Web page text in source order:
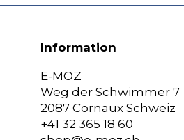
Information
E-MOZ
Weg der Schwimmer 7
2087 Cornaux Schweiz
+41 32 365 18 60